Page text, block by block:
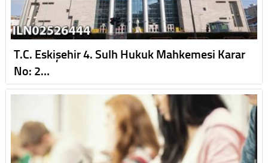
T.C. Eskişehir 4. Sulh Hukuk Mahkemesi Karar
No: 2…